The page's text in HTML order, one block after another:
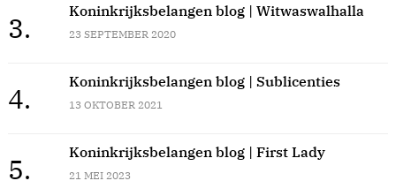
3.
Koninkrijksbelangen blog | Witwaswalhalla
23 SEPTEMBER 2020
4.
Koninkrijksbelangen blog | Sublicenties
13 OKTOBER 2021
5.
Koninkrijksbelangen blog | First Lady
21 MEI 2023